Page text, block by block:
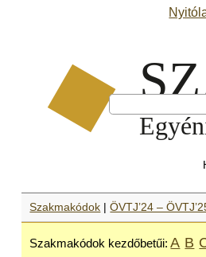
Szakmakódok |ÖVTJ’24 –
Szakmakódok kezdőbetűi: A B